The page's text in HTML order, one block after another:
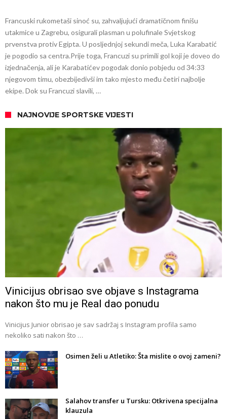
Francuski rukometaši sinoć su, zahvaljujući dramatičnom finišu
utakmice u Zagrebu, osigurali plasman u polufinale Svjetskog
prvenstva protiv Egipta. U posljednjoj sekundi meča, Luka Karabatić
je pogodio sa centra.Prije toga, Francuzi su primili gol koji je doveo do
izjednačenja, ali je Karabatićev pogodak donio pobjedu od 34:33
njegovom timu, obezbijedivši im tako mjesto među četiri najbolje
ekipe. Dok su Francuzi slavili, …
NAJNOVIJE SPORTSKE VIJESTI
Vinicijus obrisao sve objave s Instagrama
nakon što mu je Real dao ponudu
Vinicijus Junior obrisao je sav sadržaj s Instagram profila samo
nekoliko sati nakon što …
Osimen želi u Atletiko: Šta mislite o ovoj zameni?
Salahov transfer u Tursku: Otkrivena specijalna
klauzula